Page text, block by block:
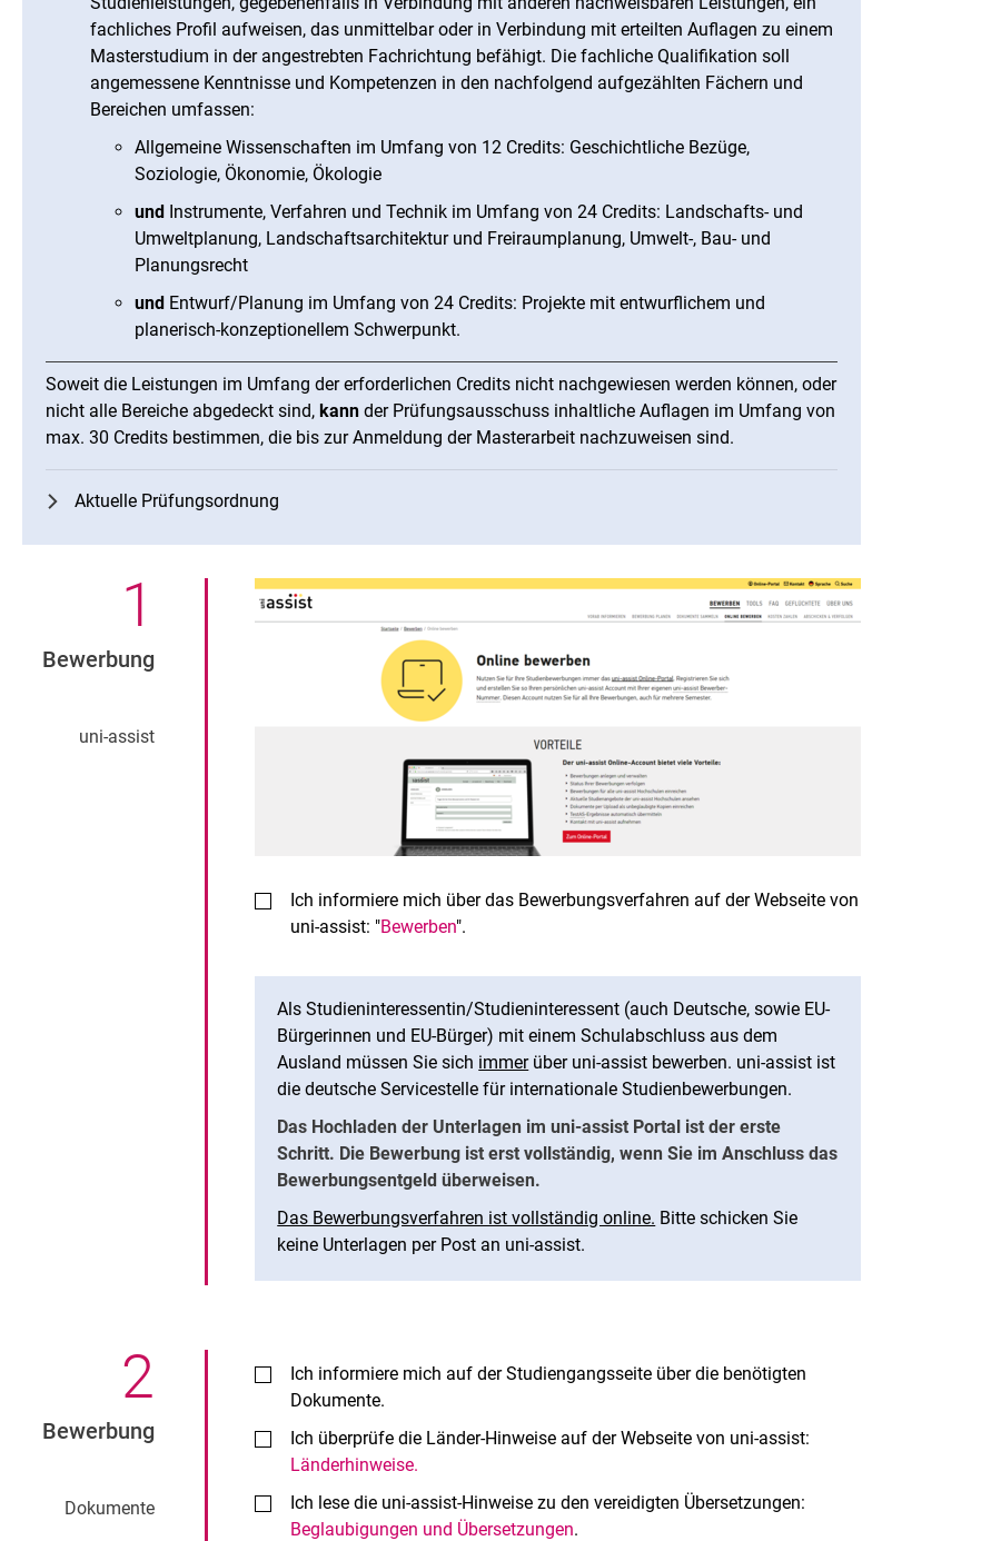
fachliches Profil aufweisen, das unmittelbar oder in Verbindung mit erteilten Auflagen zu einem
Masterstudium in der angestrebten Fachrichtung befähigt. Die fachliche Qualifikation soll
angemessene Kenntnisse und Kompetenzen in den nachfolgend aufgezählten Fächern und
Bereichen umfassen:
Allgemeine Wissenschaften im Umfang von 12 Credits: Geschichtliche Bezüge,
Soziologie, Ökonomie, Ökologie
und Instrumente, Verfahren und Technik im Umfang von 24 Credits: Landschafts- und
Umweltplanung, Landschaftsarchitektur und Freiraumplanung, Umwelt-, Bau- und
Planungsrecht
und Entwurf/Planung im Umfang von 24 Credits: Projekte mit entwurflichem und
planerisch-konzeptionellem Schwerpunkt.
Soweit die Leistungen im Umfang der erforderlichen Credits nicht nachgewiesen werden können, oder
nicht alle Bereiche abgedeckt sind,kann der Prüfungsausschuss inhaltliche Auflagen im Umfang von
max. 30 Credits bestimmen, die bis zur Anmeldung der Masterarbeit nachzuweisen sind.
Aktuelle Prüfungsordnung
1
Bewerbung
uni-assist
Ich informiere mich über das Bewerbungsverfahren auf der Webseite von
uni-assist: "Bewerben".
Als Studieninteressentin/Studieninteressent (auch Deutsche, sowie EU-
Bürgerinnen und EU-Bürger) mit einem Schulabschluss aus dem
Ausland müssen Sie sich immerüber uni-assist bewerben. uni-assist ist
die deutsche Servicestelle für internationale Studienbewerbungen.
Das Hochladen der Unterlagen im uni-assist Portal ist der erste
Schritt. Die Bewerbung ist erst vollständig, wenn Sie im Anschluss das
Bewerbungsentgeld überweisen.
Das Bewerbungsverfahren ist vollständig online. Bitte schicken Sie
keine Unterlagen per Post an uni-assist.
2
Bewerbung
Dokumente
Ich informiere mich auf der Studiengangsseite über die benötigten
Dokumente.
Ich überprüfe die Länder-Hinweise auf der Webseite von uni-assist:
Länderhinweise.
Ich lese die uni-assist-Hinweise zu den vereidigten Übersetzungen:
Beglaubigungen und Übersetzungen.